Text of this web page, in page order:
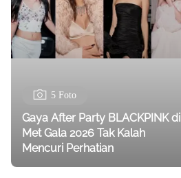
5 Foto
Gaya After Party BLACKPINK di
Met Gala 2026 Tak Kalah
Mencuri Perhatian